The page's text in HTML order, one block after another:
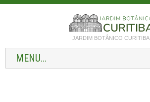
JARDIM BOTÂNICO CURITIBA
MENU...